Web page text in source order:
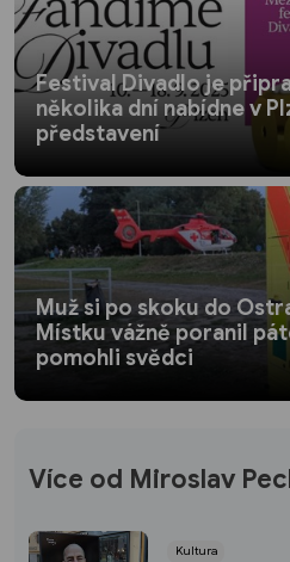
Festival Divadlo je
několika dní nabídne v
představení
Muž si po skoku do
Místku vážně poranil
pomohli svědci
Více od Miroslav
Kultura